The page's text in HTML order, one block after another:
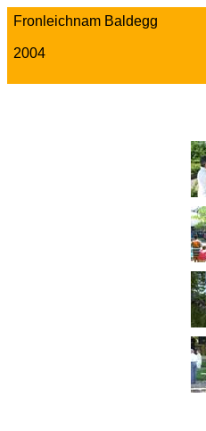
Fronleichnam Baldegg
2004